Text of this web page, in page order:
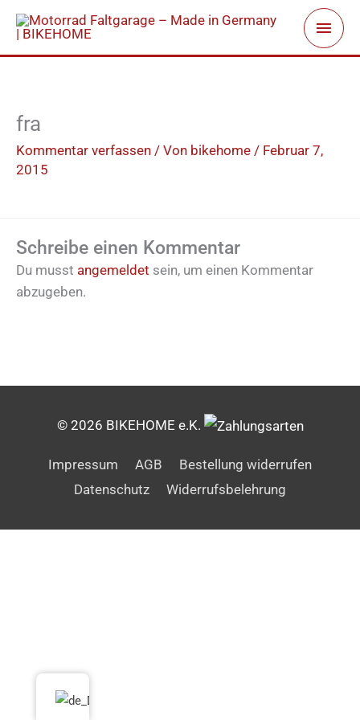
Zum
Inhalt
springen
fra
Kommentar verfassen / Von bikehome / Februar 7,
2015
Schreibe einen Kommentar
Du musst angemeldet sein, um einen Kommentar
abzugeben.
© 2026 BIKEHOME e.K.
Impressum AGB
Bestellung widerrufen
Datenschutz
Widerrufsbelehrung